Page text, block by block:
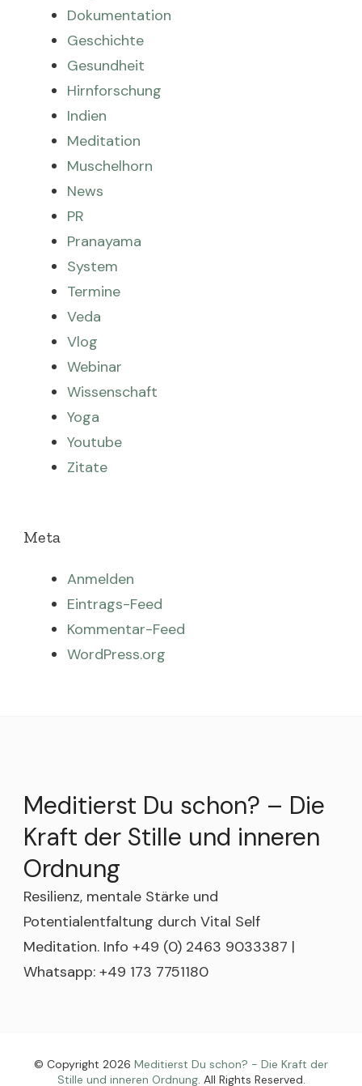
Dokumentation
Geschichte
Gesundheit
Hirnforschung
Indien
Meditation
Muschelhorn
News
PR
Pranayama
System
Termine
Veda
Vlog
Webinar
Wissenschaft
Yoga
Youtube
Zitate
Meta
Anmelden
Eintrags-Feed
Kommentar-Feed
WordPress.org
Meditierst Du schon? – Die
Kraft der Stille und inneren
Ordnung
Resilienz, mentale Stärke und
Potentialentfaltung durch Vital Self
Meditation. Info +49 (0) 2463 9033387 |
Whatsapp: +49 173 7751180
© Copyright 2026 Meditierst Du schon? - Die Kraft der
Stille und inneren Ordnung. All Rights Reserved.